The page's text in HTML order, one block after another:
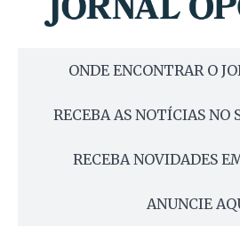
ONDE ENCONTRAR O
RECEBA AS NOTÍCIAS NO
RECEBA NOVIDADES
ANUNCIE